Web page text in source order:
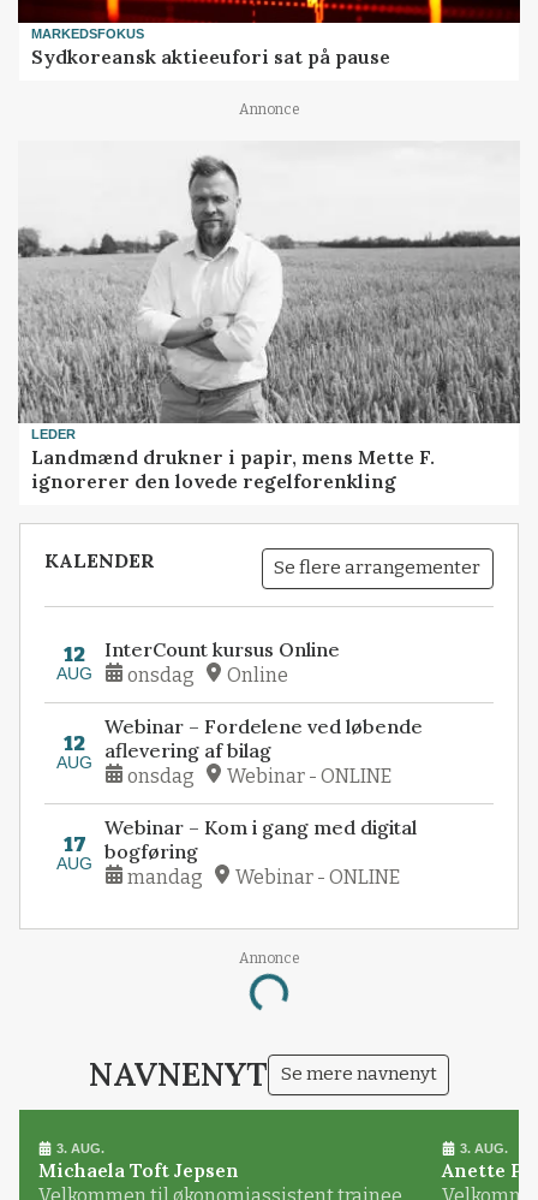
MARKEDSFOKUS
Sydkoreansk aktieeufori sat på pause
Annonce
LEDER
Landmænd drukner i papir, mens Mette F.
ignorerer den lovede regelforenkling
KALENDER Se flere arrangementer
12
AUG
InterCount kursus Online
onsdag Online
12
AUG
Webinar – Fordelene ved løbende
aflevering af bilag
onsdag Webinar - ONLINE
17
AUG
Webinar – Kom i gang med digital
bogføring
mandag Webinar - ONLINE
Annonce
Loading...
NAVNENYT Se mere navnenyt
3. AUG.
Michaela Toft Jepsen
3. AUG.
Anette